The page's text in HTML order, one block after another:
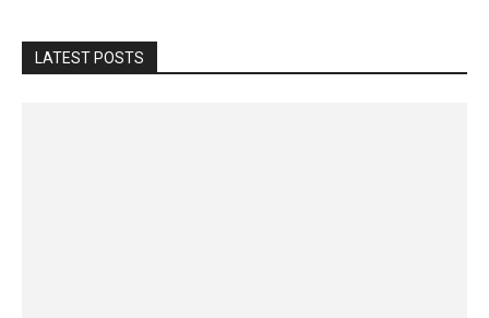
LATEST POSTS